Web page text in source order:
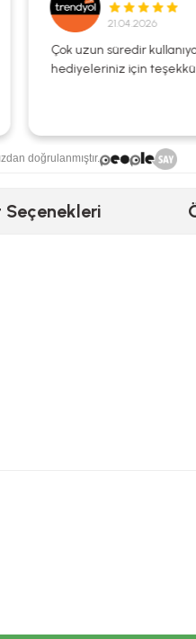
çok memnunum
ediyorum ❤️🌺
doğrulanmıştır.
Seçenekleri